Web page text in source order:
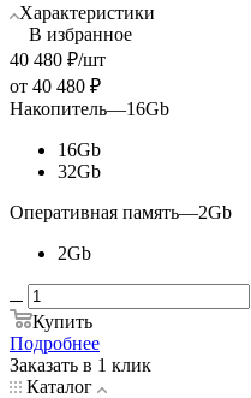
Характеристики
В избранное
40 480 ₽/шт
от 40 480 ₽
Накопитель—16Gb
16Gb
32Gb
Оперативная память—2Gb
2Gb
Купить
Подробнее
Заказать в 1 клик
Каталог